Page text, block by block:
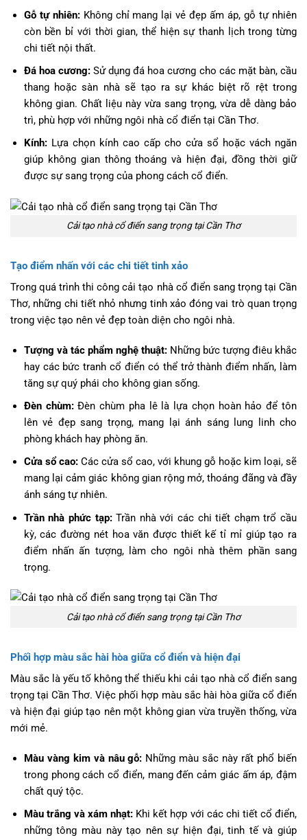
Gỗ tự nhiên:Không chỉ mang lại vẻ đẹp ấm áp, gỗ tự nhiên
còn bền bỉ với thời gian, thể hiện sự thanh lịch trong từng
chi tiết nội thất.
Đá hoa cương:Sử dụng đá hoa cương cho các mặt bàn, cầu
thang hoặc sàn nhà sẽ tạo ra sự khác biệt rõ rệt trong
không gian. Chất liệu này vừa sang trọng, vừa dễ dàng bảo
trì, phù hợp với những ngôi nhà cổ điển tại Cần Thơ.
Kính:Lựa chọn kính cao cấp cho cửa sổ hoặc vách ngăn
giúp không gian thông thoáng và hiện đại, đồng thời giữ
được sự sang trọng của phong cách cổ điển.
Cải tạo nhà cổ điển sang trọng tại Cần Thơ
Tạo điểm nhấn với các chi tiết tinh xảo
Trong quá trình thi công cải tạo nhà cổ điển sang trọng tại Cần
Thơ, những chi tiết nhỏ nhưng tinh xảo đóng vai trò quan trọng
trong việc tạo nên vẻ đẹp toàn diện cho ngôi nhà.
Tượng và tác phẩm nghệ thuật:Những bức tượng điêu khắc
hay các bức tranh cổ điển có thể trở thành điểm nhấn, làm
tăng sự quý phái cho không gian sống.
Đèn chùm:Đèn chùm pha lê là lựa chọn hoàn hảo để tôn
lên vẻ đẹp sang trọng, mang lại ánh sáng lung linh cho
phòng khách hay phòng ăn.
Cửa sổ cao:Các cửa sổ cao, với khung gỗ hoặc kim loại, sẽ
mang lại cảm giác không gian rộng mở, thoáng đãng và đầy
ánh sáng tự nhiên.
Trần nhà phức tạp:Trần nhà với các chi tiết chạm trổ cầu
kỳ, các đường nét hoa văn được thiết kế tỉ mỉ giúp tạo ra
điểm nhấn ấn tượng, làm cho ngôi nhà thêm phần sang
trọng.
Cải tạo nhà cổ điển sang trọng tại Cần Thơ
Phối hợp màu sắc hài hòa giữa cổ điển và hiện đại
Màu sắc là yếu tố không thể thiếu khi cải tạo nhà cổ điển sang
trọng tại Cần Thơ. Việc phối hợp màu sắc hài hòa giữa cổ điển
và hiện đại giúp tạo nên một không gian vừa truyền thống, vừa
mới mẻ.
Màu vàng kim và nâu gỗ: Những màu sắc này rất phổ biến
trong phong cách cổ điển, mang đến cảm giác ấm áp, đậm
chất quý tộc.
Màu trắng và xám nhạt: Khi kết hợp với các chi tiết cổ điển,
những tông màu này tạo nên sự hiện đại, tinh tế và giúp